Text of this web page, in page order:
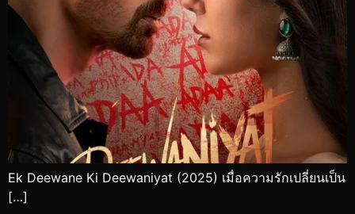
Ek Deewane Ki Deewaniyat (2025) เมื่อความรักเปลี่ยนเป็น
[…]